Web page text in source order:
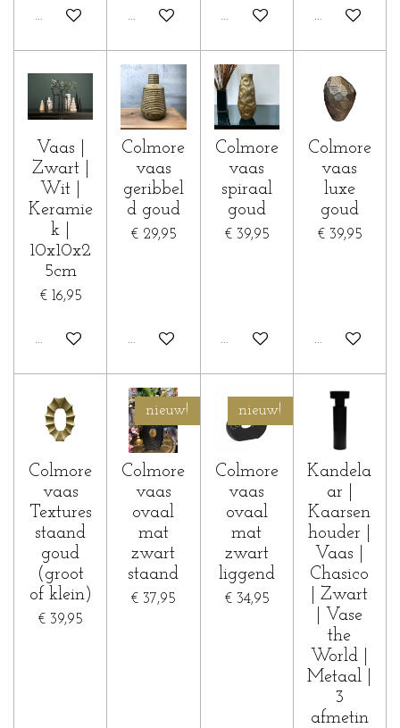
In winkelwagenIn winkelwagenIn winkelwagenIn
Vaas |
Zwart |
Wit |
Keramie
k |
10x10x2
5cm
€ 16,95
In winkelwagen
Colmore
vaas
geribbel
d goud
€ 29,95
In winkelwagen
Colmore
vaas
spiraal
goud
€ 39,95
In winkelwagen
Colmore
vaas
luxe
goud
€ 39,95
In
Colmore
vaas
Textures
staand
goud
(groot
of klein)
€ 39,95
nieuw!
Colmore
vaas
ovaal
mat
zwart
staand
€ 37,95
nieuw!
Colmore
vaas
ovaal
mat
zwart
liggend
€ 34,95
Kandela
ar |
Kaarsen
houder |
Vaas |
Chasico
| Zwart
| Vase
the
World |
Metaal |
3
afmetin